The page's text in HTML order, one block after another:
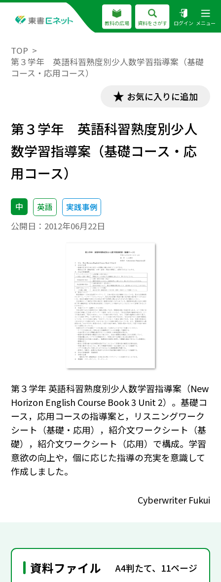
教科の広場 資料をさがす ログイン メニュー
TOP
第３学年 英語科習熟度別少人数学習指導案（基礎
コース・応用コース）
お気に入りに追加
第３学年 英語科習熟度別少人
数学習指導案（基礎コース・応
用コース）
中 英語 実践事例
公開日： 2012年06月22日
第３学年 英語科習熟度別少人数学習指導案（New
Horizon English Course Book 3 Unit 2）。基礎コ
ース，応用コースの指導案と，リスニングワーク
シート（基礎・応用），紹介文ワークシート（基
礎），紹介文ワークシート（応用）で構成。学習
意欲の向上や，個に応じた指導の充実を意識して
作成しました。
Cyberwriter Fukui
資料ファイル A4判たて、11ページ